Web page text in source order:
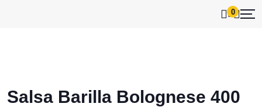
0
Salsa Barilla Bolognese 400